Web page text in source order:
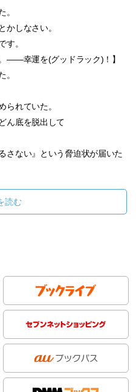
。
かしなさい。
す。
――幸運を(グッドラック)！】
。
られていた。
ん底を脱出して
さない』という脅迫状が届いた
読む